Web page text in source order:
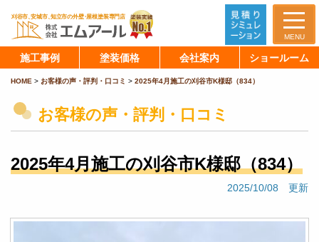
MENU
施工事例 塗装価格 会社案内 ショールーム
HOME > お客様の声・評判・口コミ > 2025年4月施工の刈谷市K様邸（834）
お客様の声・評判・口コミ
2025年4月施工の刈谷市K様邸（834）
2025/10/08 更新